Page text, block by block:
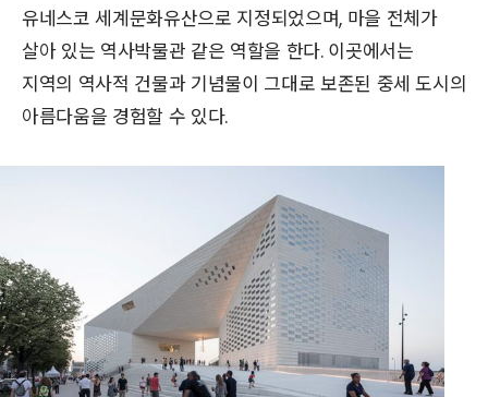
유네스코 세계문화유산으로 지정되었으며, 마을 전체가
살아 있는 역사박물관 같은 역할을 한다. 이곳에서는
지역의 역사적 건물과 기념물이 그대로 보존된 중세 도시의
아름다움을 경험할 수 있다.